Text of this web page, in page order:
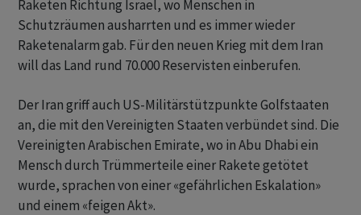
Raketen Richtung Israel, wo Menschen in
Schutzräumen ausharrten und es immer wieder
Raketenalarm gab. Für den neuen Krieg mit dem Iran
will das Land rund 70.000 Reservisten einberufen.
Der Iran griff auch US-Militärstützpunkte Golfstaaten
an, die mit den Vereinigten Staaten verbündet sind. Die
Vereinigten Arabischen Emirate, wo in Abu Dhabi ein
Mensch durch Trümmerteile einer Rakete getötet
wurde, sprachen von einer «gefährlichen Eskalation»
und einem «feigen Akt».